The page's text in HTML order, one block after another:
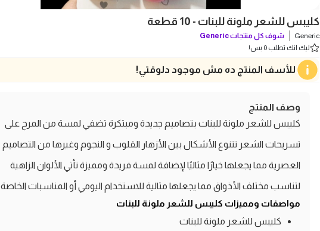
كليبس للشعر ملونة للبنات - 10 قطعة
Generic شوف كل منتجاتGeneric
ليك انك تطلب 0 بس!
للأسف المنتج ده مش موجود دلوقتي!
وصف المنتج
كليبس للشعر ملونة للبنات بتصاميم جديدة ومبتكرة تضفي لمسة من المرح على
تسريحات الشعر تتنوع الأشكال بين الأزهار القلوب و النجوم وغيرها من التصاميم
العصرية مما يجعلها خيارًا مثاليًا لإضافة لمسة فريدة ومميزة تأتي الألوان الزاهية
لتناسب مختلف الأذواق مما يجعلها مثالية للاستخدام اليومي أو المناسبات الخاصة
مواصفات ومميزات كليبس للشعر ملونة للبنات
كليبس للشعر ملونة للبنات